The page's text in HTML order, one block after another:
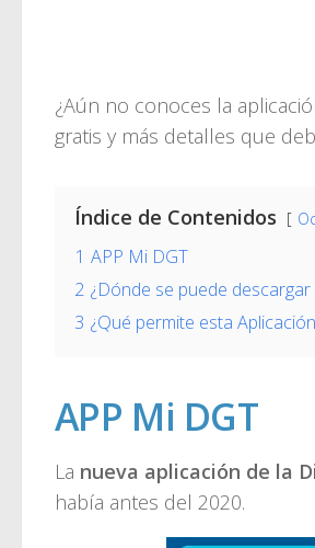
¿Aún no conoces la
gratis y más detalles que
Índice de Contenidos
1 APP Mi DGT
2 ¿Dónde se puede
3 ¿Qué permite esta
APP Mi DGT
La nueva aplicación de la
había antes del 2020.